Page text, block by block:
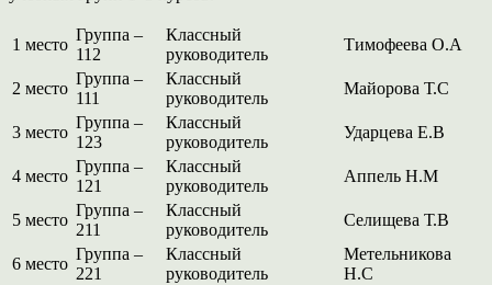
1 место
Группа –
112
Классный
руководитель
Тимофеева О.А
2 место
Группа –
111
Классный
руководитель
Майорова Т.С
3 место
Группа –
123
Классный
руководитель
Ударцева Е.В
4 место
Группа –
121
Классный
руководитель
Аппель Н.М
5 место
Группа –
211
Классный
руководитель
Селищева Т.В
6 место
Группа –
221
Классный
руководитель
Метельникова
Н.С